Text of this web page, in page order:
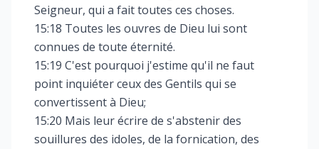
Seigneur, qui a fait toutes ces choses.
15:18 Toutes les ouvres de Dieu lui sont
connues de toute éternité.
15:19 C'est pourquoi j'estime qu'il ne faut
point inquiéter ceux des Gentils qui se
convertissent à Dieu;
15:20 Mais leur écrire de s'abstenir des
souillures des idoles, de la fornication, des